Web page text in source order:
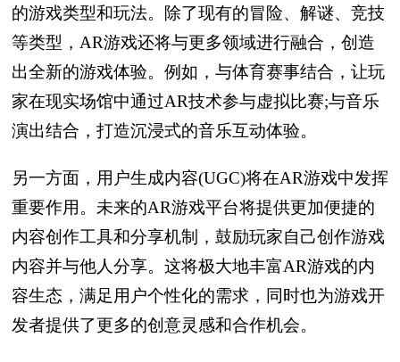
的游戏类型和玩法。除了现有的冒险、解谜、竞技
等类型，AR游戏还将与更多领域进行融合，创造
出全新的游戏体验。例如，与体育赛事结合，让玩
家在现实场馆中通过AR技术参与虚拟比赛;与音乐
演出结合，打造沉浸式的音乐互动体验。
另一方面，用户生成内容(UGC)将在AR游戏中发挥
重要作用。未来的AR游戏平台将提供更加便捷的
内容创作工具和分享机制，鼓励玩家自己创作游戏
内容并与他人分享。这将极大地丰富AR游戏的内
容生态，满足用户个性化的需求，同时也为游戏开
发者提供了更多的创意灵感和合作机会。